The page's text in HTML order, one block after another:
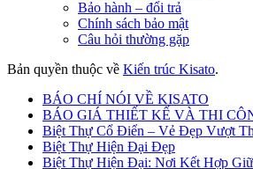
Bảo hành – đổi trả
Chính sách bảo mật
Câu hỏi thường gặp
Bản quyền thuộc về Kiến trúc Kisato.
BÁO CHÍ NÓI VỀ KISATO
BÁO GIÁ THIẾT KẾ VÀ THI
Biệt Thự Cổ Điển – Vẻ Đẹp Vượt
Biệt Thự Hiện Đại Đẹp
Biệt Thự Hiện Đại: Nơi Kết Hợp